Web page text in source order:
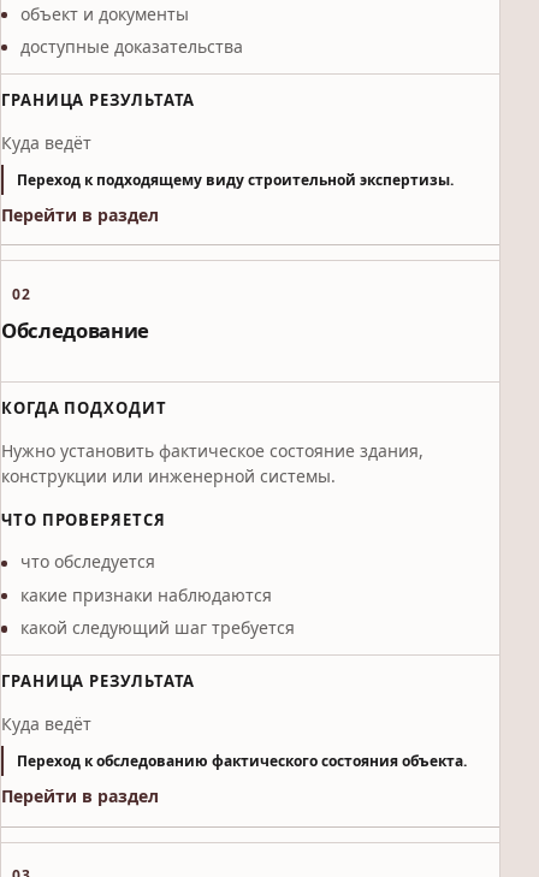
объект и документы
доступные доказательства
ГРАНИЦА РЕЗУЛЬТАТА
Куда ведёт
Переход к подходящему виду строительной экспертизы.
Перейти в раздел
02
Обследование
КОГДА ПОДХОДИТ
Нужно установить фактическое состояние здания,
конструкции или инженерной системы.
ЧТО ПРОВЕРЯЕТСЯ
что обследуется
какие признаки наблюдаются
какой следующий шаг требуется
ГРАНИЦА РЕЗУЛЬТАТА
Куда ведёт
Переход к обследованию фактического состояния объекта.
Перейти в раздел